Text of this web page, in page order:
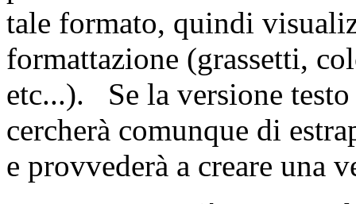
tale formato, quindi
formattazione (grassetti,
etc...). Se la versione
cercherà comunque di
e provvederà a creare una